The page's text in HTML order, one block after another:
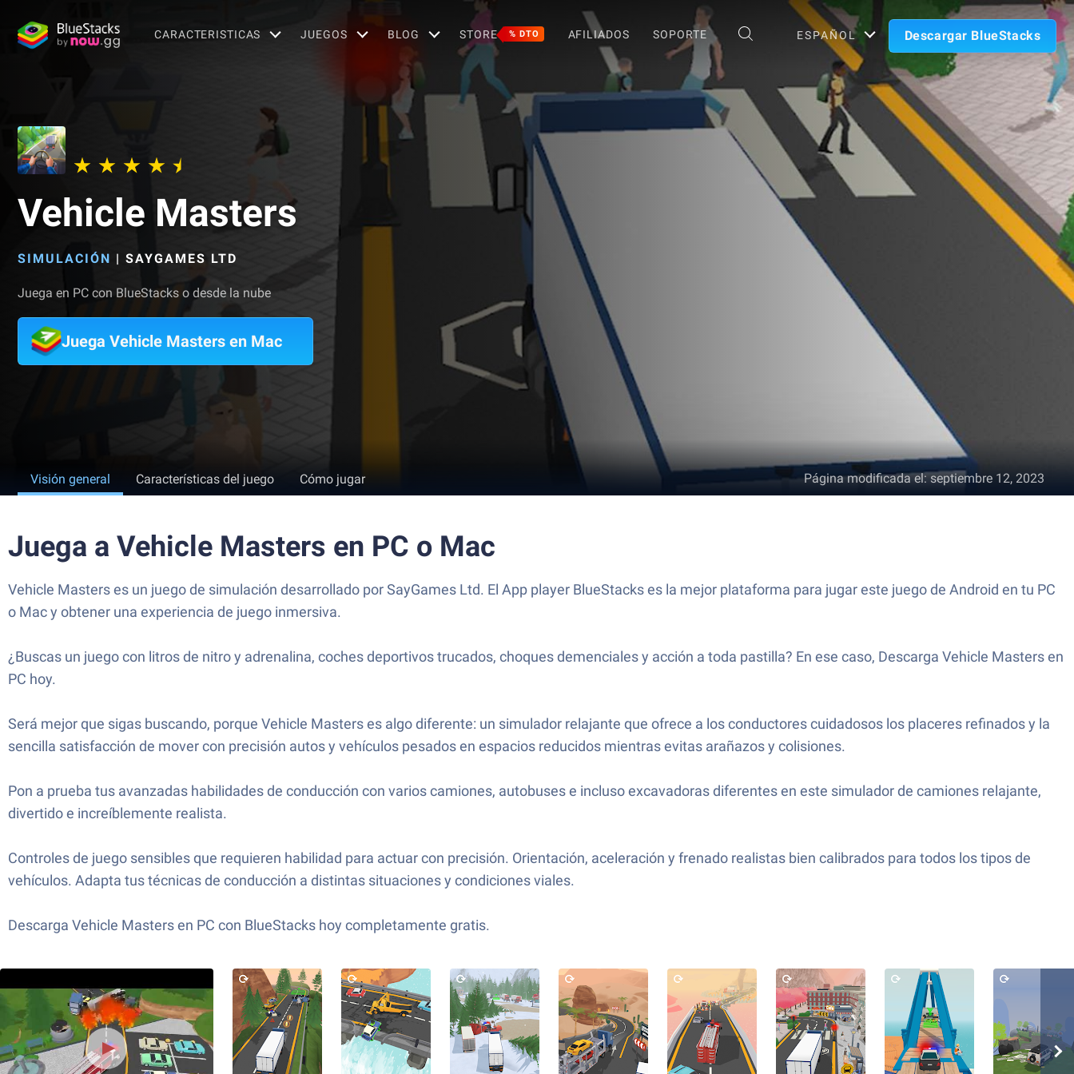
CARACTERISTICAS JUEGOS BLOG STORE % DTO AFILIADOS SOPORTE ESPAÑOL Descargar BlueStacks
Vehicle Masters
SIMULACIÓN | SAYGAMES LTD
Juega en PC con BlueStacks o desde la nube
Juega Vehicle Masters en Mac
Visión general Características del juego Cómo jugar Página modificada el:septiembre 12, 2023
Juega a Vehicle Masters en PC o Mac
Vehicle Masters es un juego de simulación desarrollado por SayGames Ltd. El App player BlueStacks es la mejor plataforma para jugar este juego de Android en tu PC
o Mac y obtener una experiencia de juego inmersiva.
¿Buscas un juego con litros de nitro y adrenalina, coches deportivos trucados, choques demenciales y acción a toda pastilla? En ese caso, Descarga Vehicle Masters en
PC hoy.
Será mejor que sigas buscando, porque Vehicle Masters es algo diferente: un simulador relajante que ofrece a los conductores cuidadosos los placeres refinados y la
sencilla satisfacción de mover con precisión autos y vehículos pesados en espacios reducidos mientras evitas arañazos y colisiones.
Pon a prueba tus avanzadas habilidades de conducción con varios camiones, autobuses e incluso excavadoras diferentes en este simulador de camiones relajante,
divertido e increíblemente realista.
Controles de juego sensibles que requieren habilidad para actuar con precisión. Orientación, aceleración y frenado realistas bien calibrados para todos los tipos de
vehículos. Adapta tus técnicas de conducción a distintas situaciones y condiciones viales.
Descarga Vehicle Masters en PC con BlueStacks hoy completamente gratis.